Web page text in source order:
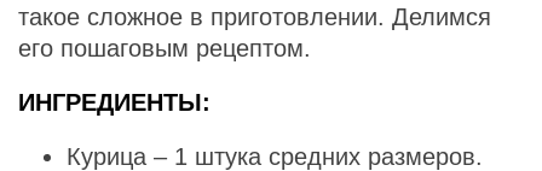
такое сложное в приготовлении. Делимся
его пошаговым рецептом.
ИНГРЕДИЕНТЫ:
Курица – 1 штука средних размеров.